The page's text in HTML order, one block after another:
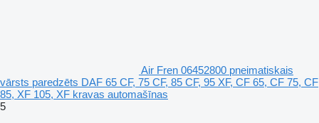
Air Fren 06452800 pneimatiskais
vārsts paredzēts DAF 65 CF, 75 CF, 85 CF, 95 XF, CF 65, CF 75, CF
85, XF 105, XF kravas automašīnas
5